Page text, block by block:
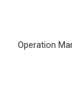
Operation